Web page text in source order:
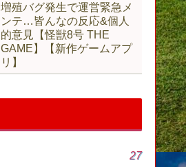
増殖バグ発生で運営緊急メ
ンテ…皆んなの反応&個人
的意見【怪獣8号 THE
GAME】【新作ゲームアプ
リ】
27